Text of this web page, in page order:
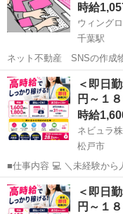
時給
ウィング
千葉駅
ネット不動産 SNSの作成物件の登録等 ■お仕
可能です 給料とは別に携
千葉 千葉市 千葉駅
＜即日
円～１
時給
ネビュラ
松戸市
■仕事内容 💻 ＼未経験から
高時給1,600円～1,800円＆
で即日勤務も可能！／ ファッション通販サイトやオフィス家具、ポケ
ット...
千葉 松戸市 事務
＜即日
円～１